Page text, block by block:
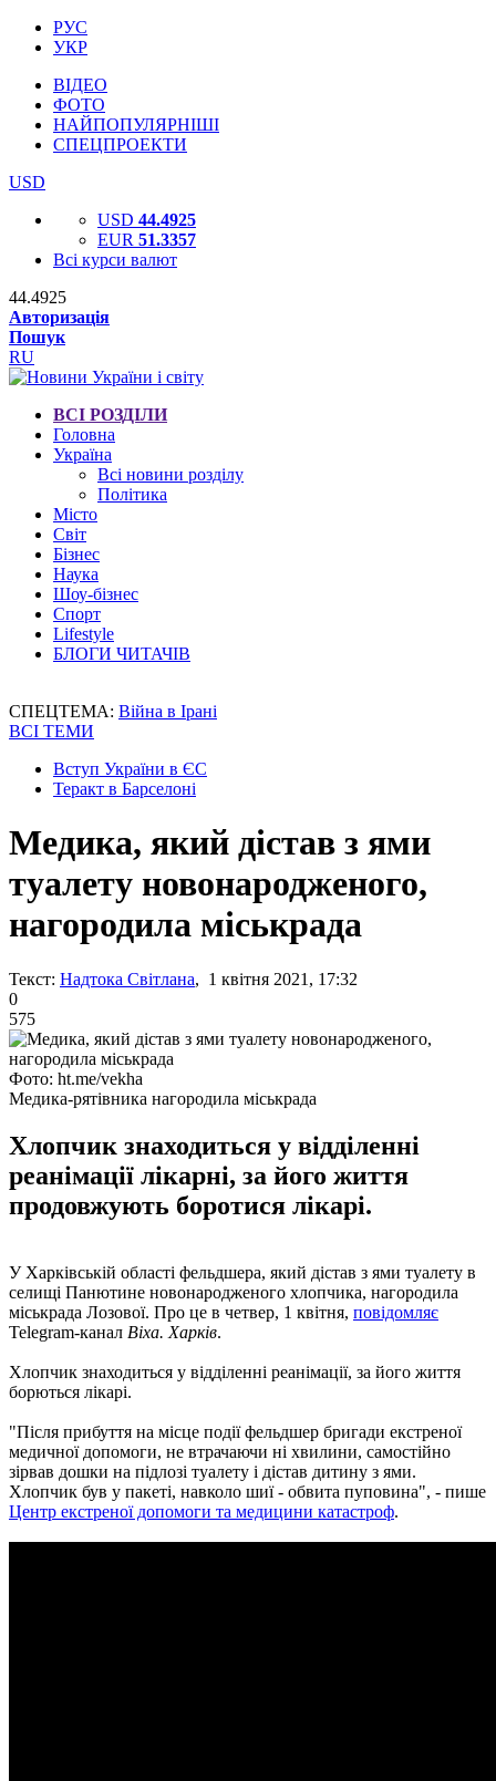
РУС
УКР
ВІДЕО
ФОТО
НАЙПОПУЛЯРНІШІ
СПЕЦПРОЕКТИ
USD
USD 44.4925
EUR 51.3357
Всі курси валют
44.4925
Авторизація
Пошук
RU
ВСІ РОЗДІЛИ
Головна
Україна
Всі новини розділу
Політика
Місто
Світ
Бізнес
Наука
Шоу-бізнес
Спорт
Lifestyle
БЛОГИ ЧИТАЧІВ
СПЕЦТЕМА: Війна в Ірані
ВСІ ТЕМИ
Вступ України в ЄС
Теракт в Барселоні
Медика, який дістав з ями
туалету новонародженого,
нагородила міськрада
Текст: Надтока Світлана, 1 квітня 2021, 17:32
0
575
Фото: ht.me/vekha
Медика-рятівника нагородила міськрада
Хлопчик знаходиться у відділенні
реанімації лікарні, за його життя
продовжують боротися лікарі.
У Харківській області фельдшера, який дістав з ями туалету в
селищі Панютине новонародженого хлопчика, нагородила
міськрада Лозової. Про це в четвер, 1 квітня, повідомляє
Telegram-канал Віха. Харків.
Хлопчик знаходиться у відділенні реанімації, за його життя
борються лікарі.
"Після прибуття на місце події фельдшер бригади екстреної
медичної допомоги, не втрачаючи ні хвилини, самостійно
зірвав дошки на підлозі туалету і дістав дитину з ями.
Хлопчик був у пакеті, навколо шиї - обвита пуповина", - пише
Центр екстреної допомоги та медицини катастроф.